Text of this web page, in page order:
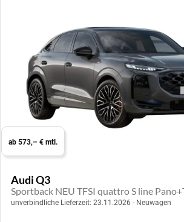
ab 573,– € mtl.
Audi Q3
unverbindliche Lieferzeit: 23.11.2026 Neuwagen